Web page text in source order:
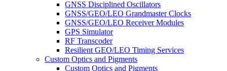
GNSS Disciplined Oscillators
GNSS/GEO/LEO Grandmaster Clocks
GNSS/GEO/LEO Receiver Modules
GPS Simulator
RF Transcoder
Resilient GEO/LEO Timing Services
Custom Optics and Pigments
Custom Optics and Pigments